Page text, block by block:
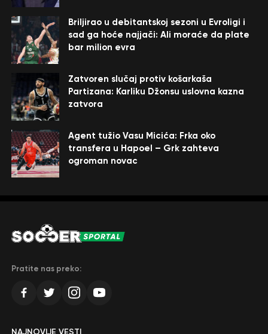
Briljirao u debitantskoj sezoni u Evroligi i
sad ga hoće najjači: Ali moraće da plate
bar milion evra
Zatvoren slučaj protiv košarkaša
Partizana: Karliku Džonsu uslovna kazna
zatvora
Agent tužio Vasu Micića: Frka oko
transfera u Hapoel – Grk zahteva
ogroman novac
Pratite nas preko:
NAJNOVIJE VESTI